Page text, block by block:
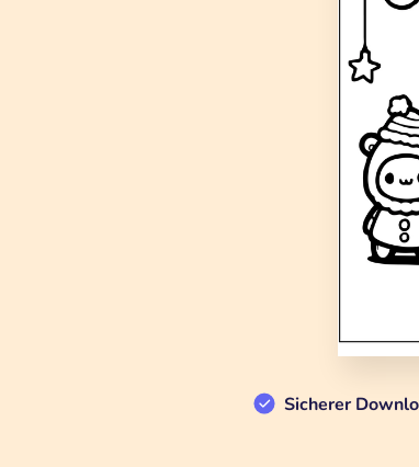
Sicherer